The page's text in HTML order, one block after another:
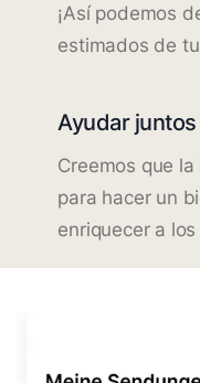
¡Así podemos
estimados de
Ayudar
Creemos que
para hacer un
enriquecer a